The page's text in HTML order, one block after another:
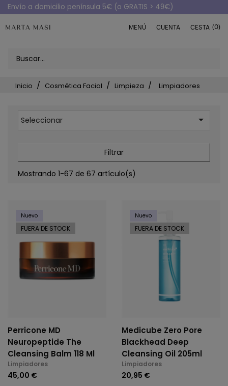
Envío a domicilio península 5€ (o GRATIS > 49€)
MENÚ CUENTA CESTA (0)
Inicio Cosmética Facial Limpieza Limpiadores
Seleccionar 
Filtrar
Mostrando 1-67 de 67 artículo(s)
Nuevo
FUERA DE STOCK
Perricone MD
Neuropeptide The
Cleansing Balm 118 Ml
Limpiadores
45,00 €
Nuevo
FUERA DE STOCK
Medicube Zero Pore
Blackhead Deep
Cleansing Oil 205ml
Limpiadores
20,95 €